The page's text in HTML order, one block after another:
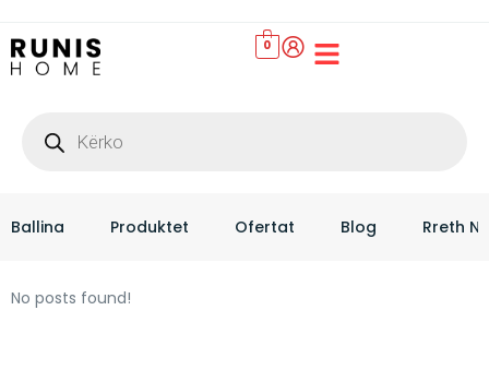
0
Ballina Produktet Ofertat Blog Rreth
No posts found!